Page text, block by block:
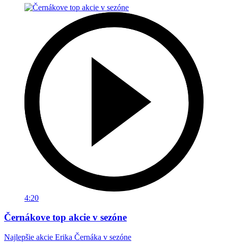
4:20
Černákove top akcie v sezóne
Najlepšie akcie Erika Černáka v sezóne